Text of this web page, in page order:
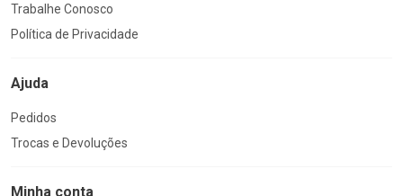
Trabalhe Conosco
Política de Privacidade
Ajuda
Pedidos
Trocas e Devoluções
Minha conta